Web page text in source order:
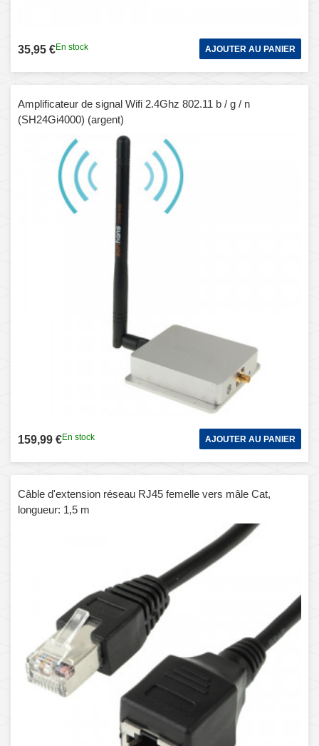
35,95 €En stock AJOUTER AU PANIER
Amplificateur de signal Wifi 2.4Ghz 802.11 b / g / n
(SH24Gi4000) (argent)
159,99 €En stock AJOUTER AU PANIER
Câble d'extension réseau RJ45 femelle vers mâle Cat,
longueur: 1,5 m